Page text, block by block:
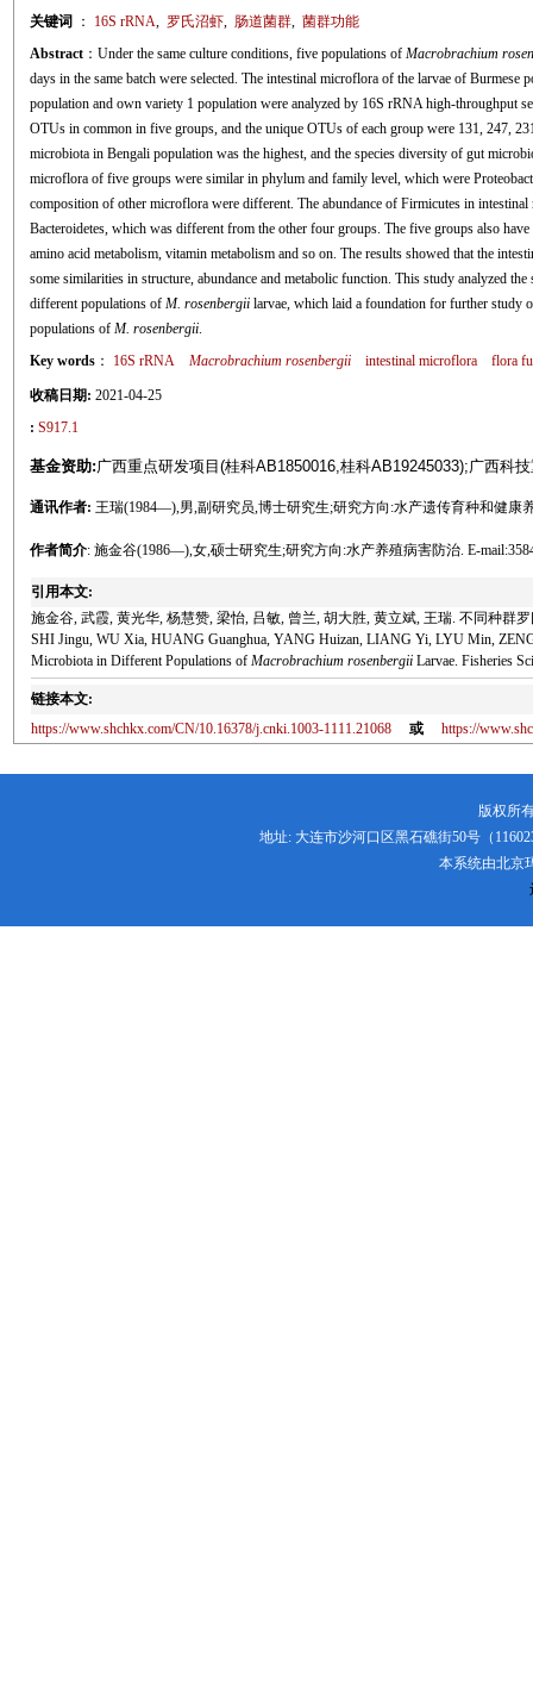
关键词
： 16S rRNA, 罗氏沼虾, 肠道菌群, 菌群功能
Abstract：Under the same culture conditions, five populations of Macrobrachium
days in the same batch were selected. The intestinal microflora of the larvae of
population and own variety 1 population were analyzed by 16S rRNA high-throughput
OTUs in common in five groups, and the unique OTUs of each group were 131, 247,
microbiota in Bengali population was the highest, and the species diversity of gut
microflora of five groups were similar in phylum and family level, which were
composition of other microflora were different. The abundance of Firmicutes in
Bacteroidetes, which was different from the other four groups. The five groups also
amino acid metabolism, vitamin metabolism and so on. The results showed that the
some similarities in structure, abundance and metabolic function. This study analyzed
different populations of M. rosenbergiilarvae, which laid a foundation for further study
populations of M. rosenbergii.
Key words： 16S rRNA Macrobrachium rosenbergii intestinal microflora flora
收稿日期: 2021-04-25
: S917.1
基金资助:广西重点研发项目(桂科AB1850016,桂科AB19245033);广西科
通讯作者: 王瑞(1984—),男,副研究员,博士研究生;研究方向:水产遗传育种和健康
作者简介: 施金谷(1986—),女,硕士研究生;研究方向:水产养殖病害防治. E-
引用本文:
施金谷, 武霞, 黄光华, 杨慧赞, 梁怡, 吕敏, 曾兰, 胡大胜, 黄立斌, 王瑞. 不同种群
SHI Jingu, WU Xia, HUANG Guanghua, YANG Huizan, LIANG Yi, LYU Min,
Microbiota in Different Populations ofMacrobrachium rosenbergii Larvae. Fisheries
链接本文:
https://www.shchkx.com/CN/10.16378/j.cnki.1003-1111.21068
或 https://
版权所
地址: 大连市沙河口区黑石礁街50号（
本系统由北京